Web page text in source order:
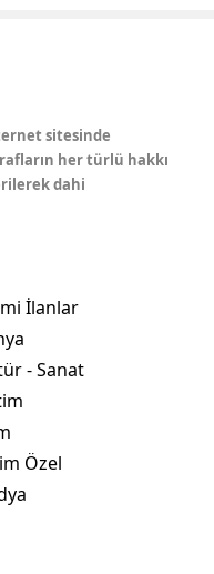
Karaman
Şırnak
sitesinde
her türlü hakkı
dahi
İlanlar
- Sanat
Özel